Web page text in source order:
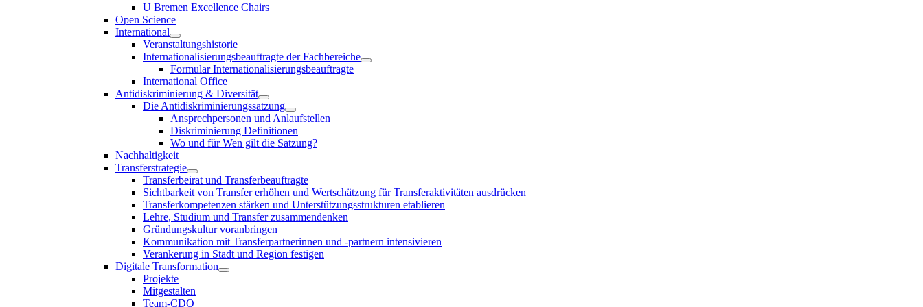
U Bremen Excellence Chairs
Open Science
International
Veranstaltungshistorie
Internationalisierungsbeauftragte der Fachbereiche
Formular Internationalisierungsbeauftragte
International Office
Antidiskriminierung & Diversität
Die Antidiskriminierungssatzung
Ansprechpersonen und Anlaufstellen
Diskriminierung Definitionen
Wo und für Wen gilt die Satzung?
Nachhaltigkeit
Transferstrategie
Transferbeirat und Transferbeauftragte
Sichtbarkeit von Transfer erhöhen und Wertschätzung für Transferaktivitäten ausdrücken
Transferkompetenzen stärken und Unterstützungsstrukturen etablieren
Lehre, Studium und Transfer zusammendenken
Gründungskultur voranbringen
Kommunikation mit Transferpartnerinnen und -partnern intensivieren
Verankerung in Stadt und Region festigen
Digitale Transformation
Projekte
Mitgestalten
Team-CDO